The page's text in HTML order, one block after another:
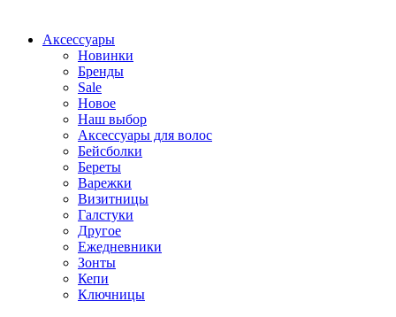
Аксессуары
Новинки
Бренды
Sale
Новое
Наш выбор
Аксессуары для волос
Бейсболки
Береты
Варежки
Визитницы
Галстуки
Другое
Ежедневники
Зонты
Кепи
Ключницы